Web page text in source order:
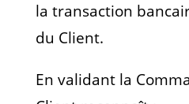
la transaction
du Client.
En validant la